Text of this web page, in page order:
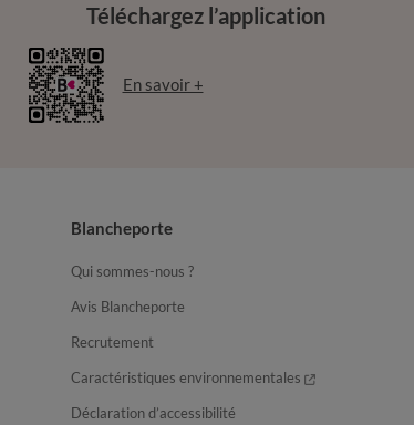
Téléchargez l’application
En savoir +
Blancheporte
Qui sommes-nous ?
Avis Blancheporte
Recrutement
Caractéristiques environnementales
Déclaration d’accessibilité